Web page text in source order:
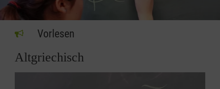
Vorlesen
Altgriechisch